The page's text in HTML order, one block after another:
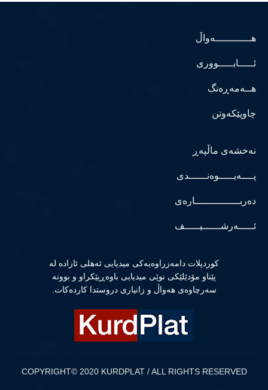
هــــــــــــەواڵ
ئـــــابـــــووری
هــەمەڕەنگ
چاوپێکەوتن
نەخشەی ماڵپەڕ
پــــەیـــــوەنــــــدی
دەربـــــــــــــــارەی
ئـــــەرشــــــیـــــف
كوردپلات دامەزراوەیەكی میدیایی ئەهلی ئازادە لە
پێناو مۆدێلێكی نوێی میدیایی باوەڕپێكراو و بوونە
سەرچاوەی هەواڵ و زانیاری دروستدا كاردەكات.
COPYRIGHT© 2020 KURDPLAT / ALL RIGHTS RESERVED